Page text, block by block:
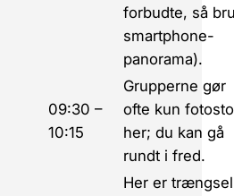
forbudte, så
smartphone-
panorama).
09:30 –
10:15
Grupperne gør
ofte kun
her; du kan gå
rundt i fred.
Her er trængsel